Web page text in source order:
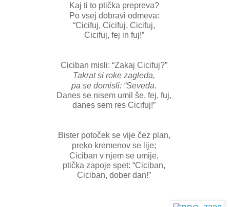
Kaj ti to ptička prepreva?
Po vsej dobravi odmeva:
“Cicifuj, Cicifuj, Cicifuj,
Cicifuj, fej in fuj!”
Ciciban misli: “Zakaj Cicifuj?”
Takrat si roke zagleda,
pa se domisli: “Seveda.
Danes se nisem umil še, fej, fuj,
danes sem res Cicifuj!”
Bister potoček se vije čez plan,
preko kremenov se lije;
Ciciban v njem se umije,
ptička zapoje spet: “Ciciban,
Ciciban, dober dan!”